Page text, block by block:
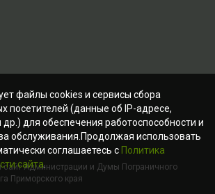
Администрации и Думы Пограничного
Приморского края
файлы cookies и сервисы сбора
посетителей (данные об IP-адресе,
для обеспечения работоспособности и
обслуживания.Продолжая использовать
соглашаетесь с Политика
сайта.